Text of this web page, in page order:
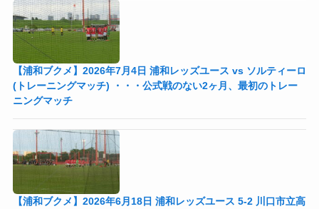
【浦和ブクメ】2026年7月4日 浦和レッズユース vs ソルティーロ
(トレーニングマッチ) ・・・公式戦のない2ヶ月、最初のトレー
ニングマッチ
【浦和ブクメ】2026年6月18日 浦和レッズユース 5-2 川口市立高